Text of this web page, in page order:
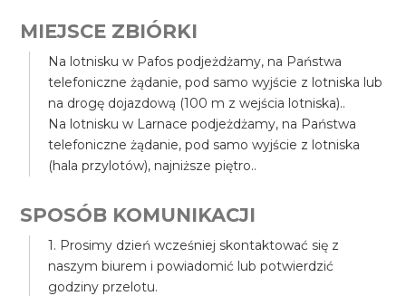
MIEJSCE ZBIÓRKI
Na lotnisku w Pafos podjeżdżamy, na Państwa
telefoniczne żądanie, pod samo wyjście z lotniska lub
na drogę dojazdową (100 m z wejścia lotniska)..
Na lotnisku w Larnace podjeżdżamy, na Państwa
telefoniczne żądanie, pod samo wyjście z lotniska
(hala przylotów), najniższe piętro..
SPOSÓB KOMUNIKACJI
1. Prosimy dzień wcześniej skontaktować się z
naszym biurem i powiadomić lub potwierdzić
godziny przelotu.